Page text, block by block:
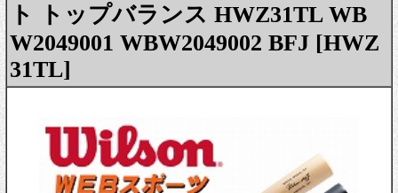
ト トップバランス HWZ31TL WB
W2049001 WBW2049002 BFJ [HWZ
31TL]